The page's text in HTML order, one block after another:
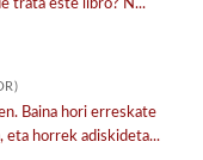
trata este libro? N...
Baina hori erreskate
eta horrek adiskideta...